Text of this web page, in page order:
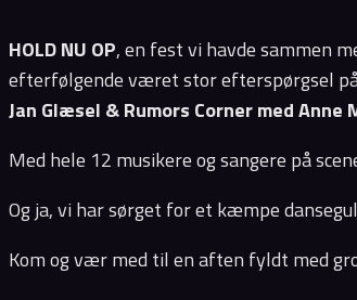
HOLD NU OP, en fest vi havde sammen
efterfølgende været stor efterspørgsel
Jan Glæsel & Rumors Corner med
Med hele 12 musikere og sangere på
Og ja, vi har sørget for et kæmpe
Kom og vær med til en aften fyldt med